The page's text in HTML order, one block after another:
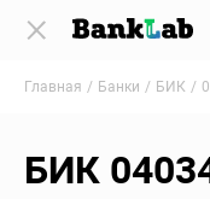
Главная Банки БИК
БИК